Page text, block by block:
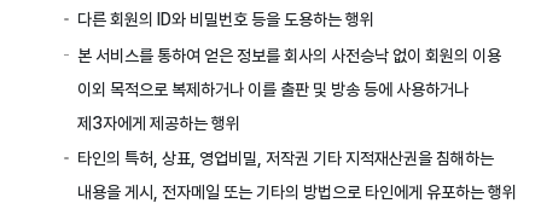
다른 회원의 ID와 비밀번호 등을 도용하는 행위
본 서비스를 통하여 얻은 정보를 회사의 사전승낙 없이 회원의 이용
이외 목적으로 복제하거나 이를 출판 및 방송 등에 사용하거나
제3자에게 제공하는 행위
타인의 특허, 상표, 영업비밀, 저작권 기타 지적재산권을 침해하는
내용을 게시, 전자메일 또는 기타의 방법으로 타인에게 유포하는 행위